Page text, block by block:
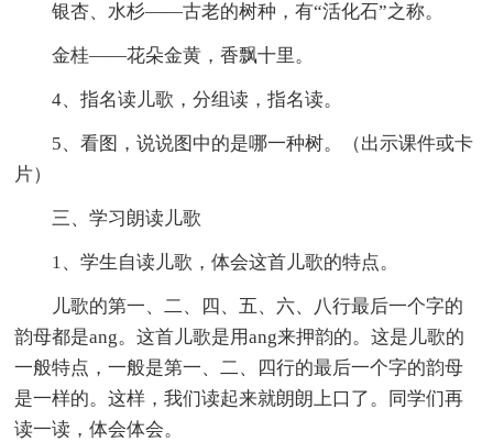
银杏、水杉——古老的树种，有“活化石”之称。
金桂——花朵金黄，香飘十里。
4、指名读儿歌，分组读，指名读。
5、看图，说说图中的是哪一种树。（出示课件或卡
片）
三、学习朗读儿歌
1、学生自读儿歌，体会这首儿歌的特点。
儿歌的第一、二、四、五、六、八行最后一个字的
韵母都是ang。这首儿歌是用ang来押韵的。这是儿歌的
一般特点，一般是第一、二、四行的最后一个字的韵母
是一样的。这样，我们读起来就朗朗上口了。同学们再
读一读，体会体会。